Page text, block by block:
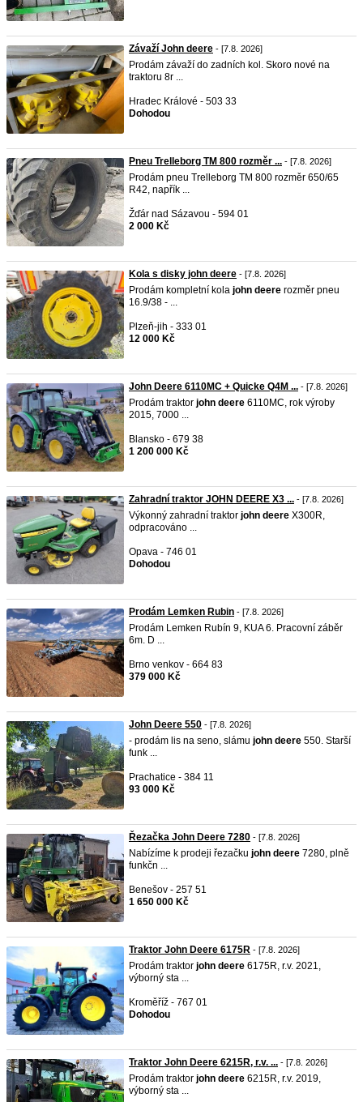
Závaží John deere - [7.8. 2026]
Prodám závaží do zadních kol. Skoro nové na
traktoru 8r ...
Hradec Králové - 503 33
Dohodou
Pneu Trelleborg TM 800 rozměr ... - [7.8. 2026]
Prodám pneu Trelleborg TM 800 rozměr 650/65
R42, napřík ...
Žďár nad Sázavou - 594 01
2 000 Kč
Kola s disky john deere - [7.8. 2026]
Prodám kompletní kola john deere rozměr pneu
16.9/38 - ...
Plzeň-jih - 333 01
12 000 Kč
John Deere 6110MC + Quicke Q4M ... - [7.8. 2026]
Prodám traktor john deere 6110MC, rok výroby
2015, 7000 ...
Blansko - 679 38
1 200 000 Kč
Zahradní traktor JOHN DEERE X3 ... - [7.8. 2026]
Výkonný zahradní traktor john deere X300R,
odpracováno ...
Opava - 746 01
Dohodou
Prodám Lemken Rubin - [7.8. 2026]
Prodám Lemken Rubín 9, KUA 6. Pracovní záběr
6m. D ...
Brno venkov - 664 83
379 000 Kč
John Deere 550 - [7.8. 2026]
- prodám lis na seno, slámu john deere 550. Starší
funk ...
Prachatice - 384 11
93 000 Kč
Řezačka John Deere 7280 - [7.8. 2026]
Nabízíme k prodeji řezačku john deere 7280, plně
funkčn ...
Benešov - 257 51
1 650 000 Kč
Traktor John Deere 6175R - [7.8. 2026]
Prodám traktor john deere 6175R, r.v. 2021,
výborný sta ...
Kroměříž - 767 01
Dohodou
Traktor John Deere 6215R, r.v. ... - [7.8. 2026]
Prodám traktor john deere 6215R, r.v. 2019,
výborný sta ...